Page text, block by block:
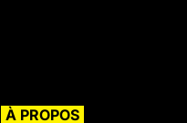
À PROPOS